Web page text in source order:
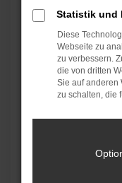
Auto
Statistik und
Diese
Webseite zu
zu verbessern.
die von dritten
Sie auf anderen
zu schalten, die